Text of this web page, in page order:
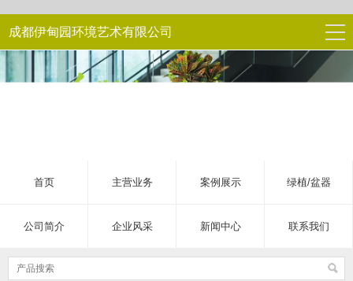
成都伊甸园环境艺术有限公司
首页 主营业务 案例展示 绿植/盆器
公司简介 企业风采 新闻中心 联系我们